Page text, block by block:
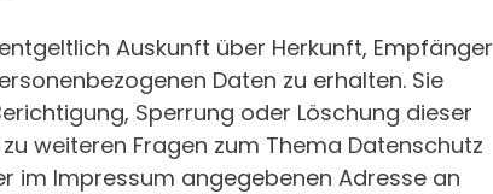
Auskunft über Herkunft, Empfänger
Daten zu erhalten. Sie
Sperrung oder Löschung dieser
weiteren Fragen zum Thema Datenschutz
im Impressum angegebenen Adresse an